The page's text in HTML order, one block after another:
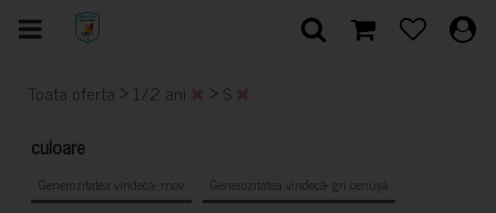
Toata oferta > 1/2 ani > S
culoare
Generozitatea vindecă- mov
Generozitatea vindecă- gri cenușă